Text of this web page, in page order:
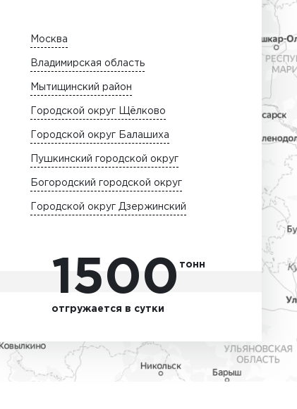
Москва
Владимирская область
Мытищинский район
Городской округ Щёлково
Городской округ Балашиха
Пушкинский городской округ
Богородский городской округ
Городской округ Дзержинский
1500 тонн
отгружается в сутки